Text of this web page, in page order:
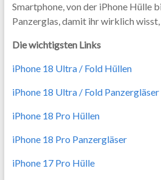
Smartphone, von der iPhone Hülle
Panzerglas, damit ihr wirklich
Die wichtigsten Links
iPhone 18 Ultra / Fold Hüllen
iPhone 18 Ultra / Fold Panzergläser
iPhone 18 Pro Hüllen
iPhone 18 Pro Panzergläser
iPhone 17 Pro Hülle